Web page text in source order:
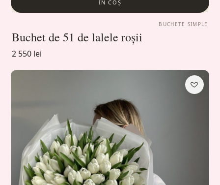
ÎN COȘ
BUCHETE SIMPLE
Buchet de 51 de lalele roșii
2 550 lei